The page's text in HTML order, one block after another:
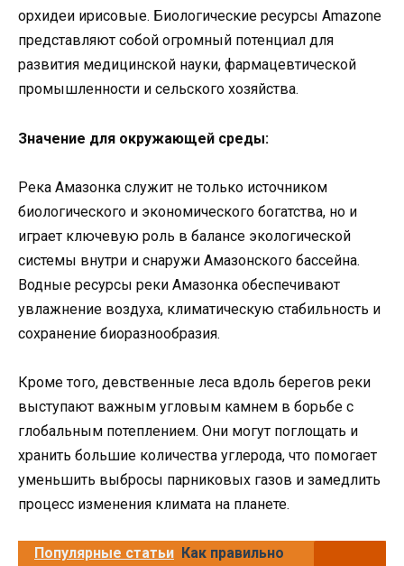
орхидеи ирисовые. Биологические ресурсы Amazone
представляют собой огромный потенциал для
развития медицинской науки, фармацевтической
промышленности и сельского хозяйства.
Значение для окружающей среды:
Река Амазонка служит не только источником
биологического и экономического богатства, но и
играет ключевую роль в балансе экологической
системы внутри и снаружи Амазонского бассейна.
Водные ресурсы реки Амазонка обеспечивают
увлажнение воздуха, климатическую стабильность и
сохранение биоразнообразия.
Кроме того, девственные леса вдоль берегов реки
выступают важным угловым камнем в борьбе с
глобальным потеплением. Они могут поглощать и
хранить большие количества углерода, что помогает
уменьшить выбросы парниковых газов и замедлить
процесс изменения климата на планете.
Популярные статьи Как правильно